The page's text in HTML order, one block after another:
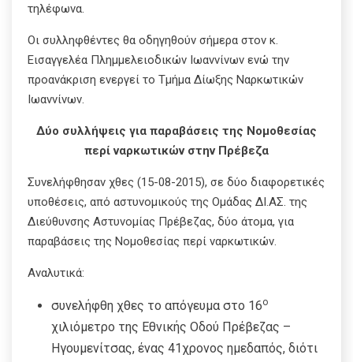
τηλέφωνα.
Οι συλληφθέντες θα οδηγηθούν σήμερα στον κ.
Εισαγγελέα Πλημμελειοδικών Ιωαννίνων ενώ την
προανάκριση ενεργεί το Τμήμα Δίωξης Ναρκωτικών
Ιωαννίνων.
Δύο συλλήψεις για παραβάσεις της Νομοθεσίας
περί ναρκωτικών στην Πρέβεζα
Συνελήφθησαν χθες (15-08-2015), σε δύο διαφορετικές
υποθέσεις, από αστυνομικούς της Ομάδας ΔΙ.ΑΣ. της
Διεύθυνσης Αστυνομίας Πρέβεζας, δύο άτομα, για
παραβάσεις της Νομοθεσίας περί ναρκωτικών.
Αναλυτικά:
συνελήφθη χθες το απόγευμα στο 16ο
χιλιόμετρο της Εθνικής Οδού Πρέβεζας –
Ηγουμενίτσας, ένας 41χρονος ημεδαπός, διότι